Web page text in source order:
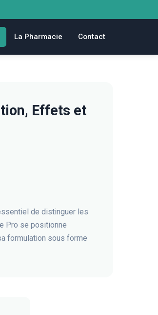
La Pharmacie Contact
Effets et
de distinguer les
Pro se positionne
formulation sous forme